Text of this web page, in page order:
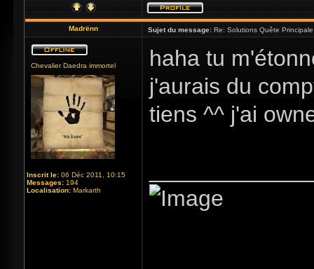
Madrënn Sujet du message: Re: Solutions Quête
Chevalier Daedra immortel
Inscrit le: 06 Déc 2011, 10:15
Messages: 194
Localisation: Markarth
haha tu
j'aurais du
tiens ^^ j'ai